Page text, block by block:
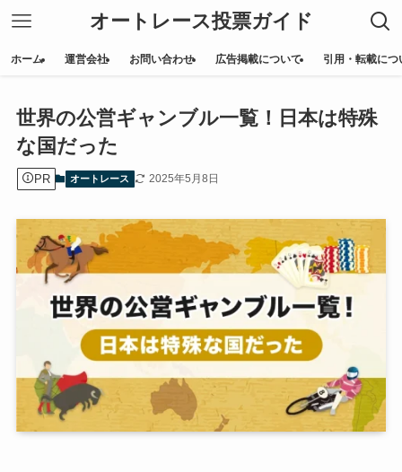
オートレース投票ガイド
ホーム 運営会社 お問い合わせ 広告掲載について 引用・転載につ
世界の公営ギャンブル一覧！日本は特殊
な国だった
PR オートレース 2025年5月8日